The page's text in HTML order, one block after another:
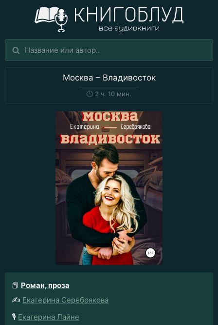
Москва – Владивосток
🕒 2 ч. 10 мин.
📕 Роман, проза
✍️ Екатерина Серебрякова
🎙️ Екатерина Лайне